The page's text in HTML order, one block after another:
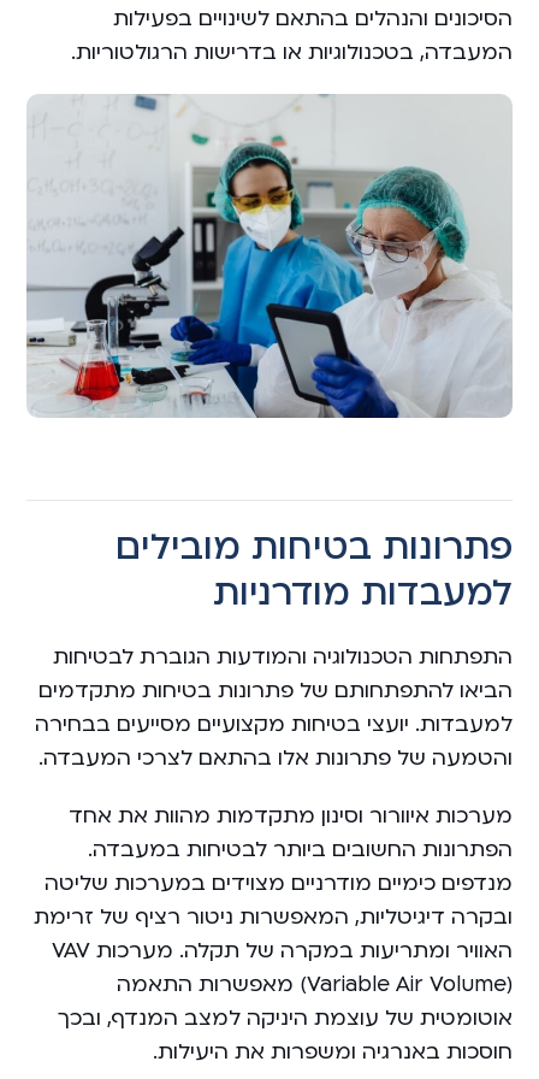
הסיכונים והנהלים בהתאם לשינויים בפעילות
המעבדה, בטכנולוגיות או בדרישות הרגולטוריות.
פתרונות בטיחות מובילים
למעבדות מודרניות
התפתחות הטכנולוגיה והמודעות הגוברת לבטיחות
הביאו להתפתחותם של פתרונות בטיחות מתקדמים
למעבדות. יועצי בטיחות מקצועיים מסייעים בבחירה
והטמעה של פתרונות אלו בהתאם לצרכי המעבדה.
מערכות איוורור וסינון מתקדמות מהוות את אחד
הפתרונות החשובים ביותר לבטיחות במעבדה.
מנדפים כימיים מודרניים מצוידים במערכות שליטה
ובקרה דיגיטליות, המאפשרות ניטור רציף של זרימת
האוויר ומתריעות במקרה של תקלה. מערכות VAV
(Variable Air Volume) מאפשרות התאמה
אוטומטית של עוצמת היניקה למצב המנדף, ובכך
חוסכות באנרגיה ומשפרות את היעילות.